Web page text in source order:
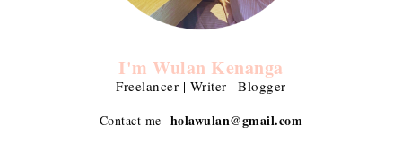
I'm Wulan Kenanga
Freelancer | Writer | Blogger
Contact me holawulan@gmail.com